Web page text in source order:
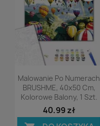
Podgląd
Malowanie Po Numerach
BRUSHME, 40x50 Cm,
Kolorowe Balony, 1 Szt.
40,99 zł